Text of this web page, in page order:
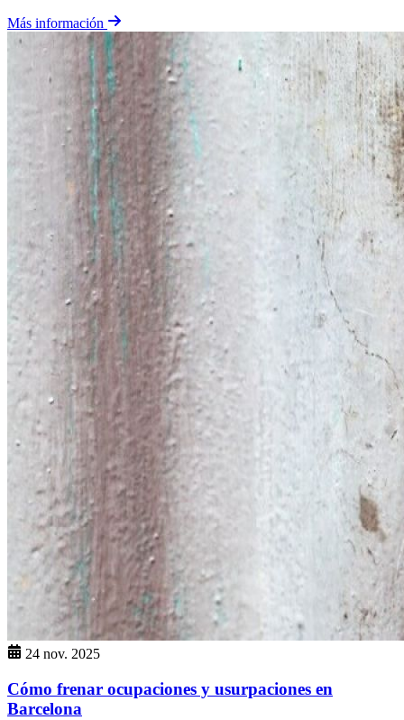
Más información
24 nov. 2025
Cómo frenar ocupaciones y usurpaciones en
Barcelona